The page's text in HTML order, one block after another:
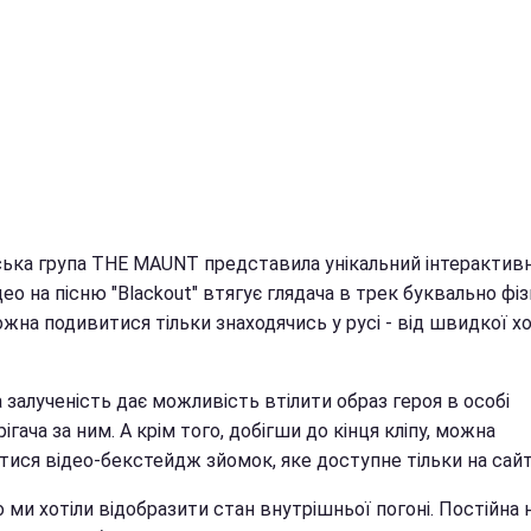
група THE MAUNT представила унікальний
на пісню "Blackout" втягує глядача в трек буквально
подивитися тільки знаходячись у русі - від швидкої
залученість дає можливість втілити образ героя в особі
за ним. А крім того, добігши до кінця кліпу, можна
відео-бекстейдж зйомок, яке доступне тільки на
ми хотіли відобразити стан внутрішньої погоні. Постійна